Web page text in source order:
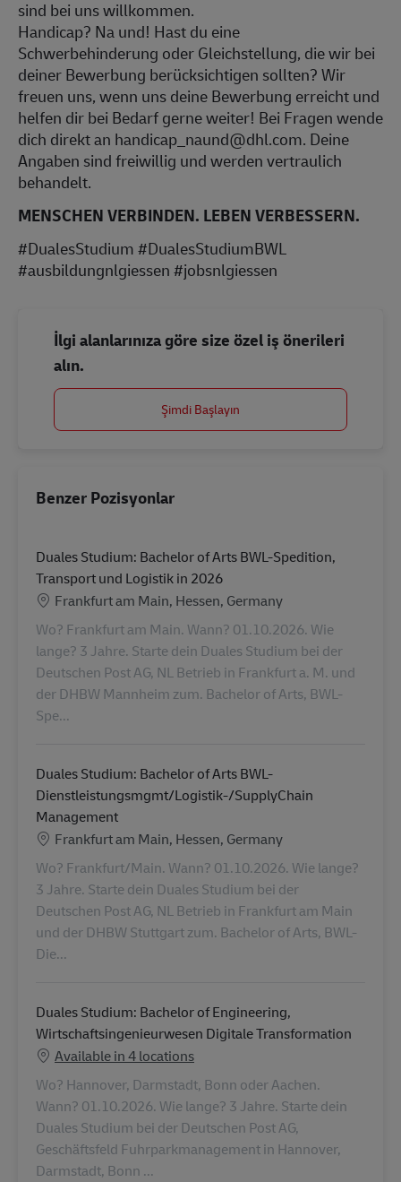
sind bei uns willkommen.
Handicap? Na und! Hast du eine
Schwerbehinderung oder Gleichstellung, die wir bei
deiner Bewerbung berücksichtigen sollten? Wir
freuen uns, wenn uns deine Bewerbung erreicht und
helfen dir bei Bedarf gerne weiter! Bei Fragen wende
dich direkt an handicap_naund@dhl.com. Deine
Angaben sind freiwillig und werden vertraulich
behandelt.
MENSCHEN VERBINDEN. LEBEN VERBESSERN.
#DualesStudium #DualesStudiumBWL
#ausbildungnlgiessen #jobsnlgiessen
İlgi alanlarınıza göre size özel iş önerileri
alın.
Şimdi Başlayın
Benzer Pozisyonlar
Duales Studium: Bachelor of Arts BWL-Spedition,
Transport und Logistik in 2026
Konum
Frankfurt am Main, Hessen, Germany
Wo? Frankfurt am Main. Wann? 01.10.2026. Wie
lange? 3 Jahre. Starte dein Duales Studium bei der
Deutschen Post AG, NL Betrieb in Frankfurt a. M. und
der DHBW Mannheim zum. Bachelor of Arts, BWL-
Spe...
Duales Studium: Bachelor of Arts BWL-
Dienstleistungsmgmt/Logistik-/SupplyChain
Management
Konum
Frankfurt am Main, Hessen, Germany
Wo? Frankfurt/Main. Wann? 01.10.2026. Wie lange?
3 Jahre. Starte dein Duales Studium bei der
Deutschen Post AG, NL Betrieb in Frankfurt am Main
und der DHBW Stuttgart zum. Bachelor of Arts, BWL-
Die...
Duales Studium: Bachelor of Engineering,
Wirtschaftsingenieurwesen Digitale Transformation
Available in 4 locations
Wo? Hannover, Darmstadt, Bonn oder Aachen.
Wann? 01.10.2026. Wie lange? 3 Jahre. Starte dein
Duales Studium bei der Deutschen Post AG,
Geschäftsfeld Fuhrparkmanagement in Hannover,
Darmstadt, Bonn ...